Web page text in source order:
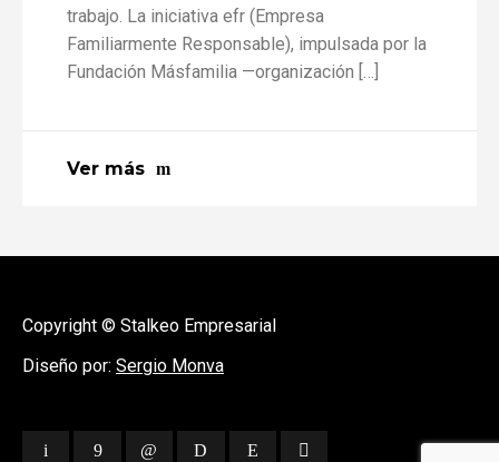
trabajo. La iniciativa efr (Empresa
Familiarmente Responsable), impulsada por la
Fundación Másfamilia —organización […]
Ver más
Copyright © Stalkeo Empresarial
Diseño por: Sergio Monva